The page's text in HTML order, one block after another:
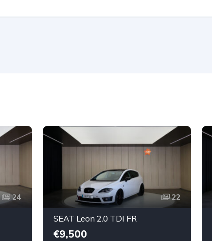
24 22
SEAT Leon 2.0 TDI FR
€9,500